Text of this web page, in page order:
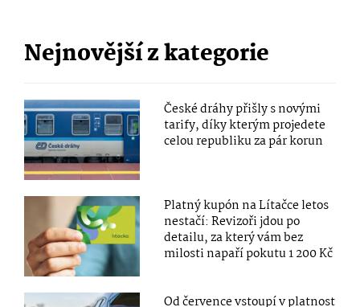
Nejnovější z kategorie
České dráhy přišly s novými
tarify, díky kterým projedete
celou republiku za pár korun
Platný kupón na Lítačce letos
nestačí: Revizoři jdou po
detailu, za který vám bez
milosti napaří pokutu 1 200 Kč
Od července vstoupí v platnost